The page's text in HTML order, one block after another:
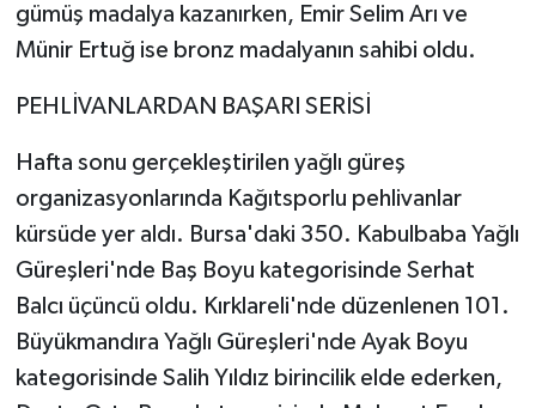
gümüş madalya kazanırken, Emir Selim Arı ve
Münir Ertuğ ise bronz madalyanın sahibi oldu.
PEHLİVANLARDAN BAŞARI SERİSİ
Hafta sonu gerçekleştirilen yağlı güreş
organizasyonlarında Kağıtsporlu pehlivanlar
kürsüde yer aldı. Bursa'daki 350. Kabulbaba Yağlı
Güreşleri'nde Baş Boyu kategorisinde Serhat
Balcı üçüncü oldu. Kırklareli'nde düzenlenen 101.
Büyükmandıra Yağlı Güreşleri'nde Ayak Boyu
kategorisinde Salih Yıldız birincilik elde ederken,